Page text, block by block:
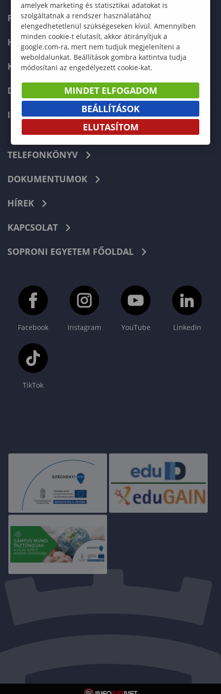
FELVÉTELIZŐKNEK
HALLGATÓKNAK
KÉPZÉSEK
DOKTORI ISKOLA
INTERNATIONAL
TELEFONKÖNYV
DOKUMENTUMOK
HÍREK
KAPCSOLAT
SOPRONI EGYETEM FŐOLDAL
Facebook Instagram YouTube LinkedIn
TikTok
amelyek marketing és statisztikai adatokat is
szolgáltatnak a rendszer használatához
elengedhetetlenül szükségeseken kívül. Amennyiben
minden cookie-t elutasít, akkor átirányítjuk a
google.com-ra, mert nem tudjuk megjeleníteni a
weboldalunkat. Beállítások gombra kattintva tudja
módosítani az engedélyezett cookie-kat.
MINDET ELFOGADOM
BEÁLLÍTÁSOK
ELUTASÍTOM